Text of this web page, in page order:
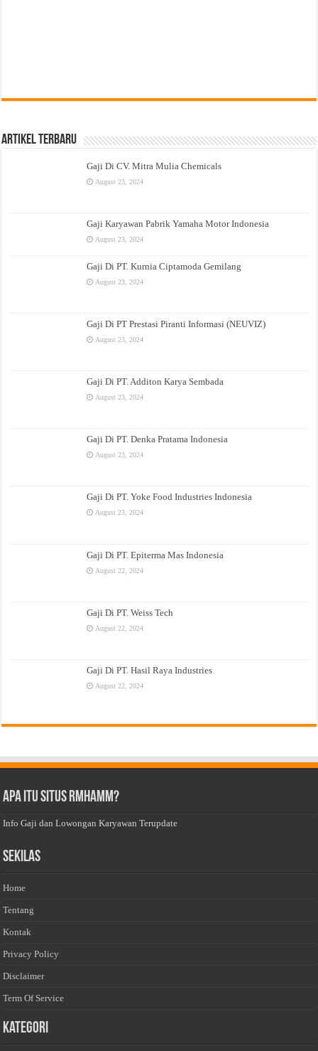
Artikel Terbaru
Gaji Di CV. Mitra Mulia Chemicals
August 23, 2024
Gaji Karyawan Pabrik Yamaha Motor Indonesia
August 23, 2024
Gaji Di PT. Kurnia Ciptamoda Gemilang
August 23, 2024
Gaji Di PT Prestasi Piranti Informasi (NEUVIZ)
August 23, 2024
Gaji Di PT. Additon Karya Sembada
August 23, 2024
Gaji Di PT. Denka Pratama Indonesia
August 23, 2024
Gaji Di PT. Yoke Food Industries Indonesia
August 23, 2024
Gaji Di PT. Epiterma Mas Indonesia
August 22, 2024
Gaji Di PT. Weiss Tech
August 22, 2024
Gaji Di PT. Hasil Raya Industries
August 22, 2024
Apa Itu Situs Rmhamm?
Info Gaji dan Lowongan Karyawan Terupdate
Sekilas
Home
Tentang
Kontak
Privacy Policy
Disclaimer
Term Of Service
Kategori